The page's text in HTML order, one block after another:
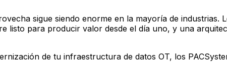
sigue siendo enorme en la mayoría de industrias.
para producir valor desde el día uno, y una
de tu infraestructura de datos OT, los